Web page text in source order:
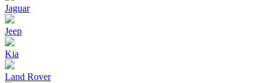
Jaguar
Jeep
Kia
Land Rover